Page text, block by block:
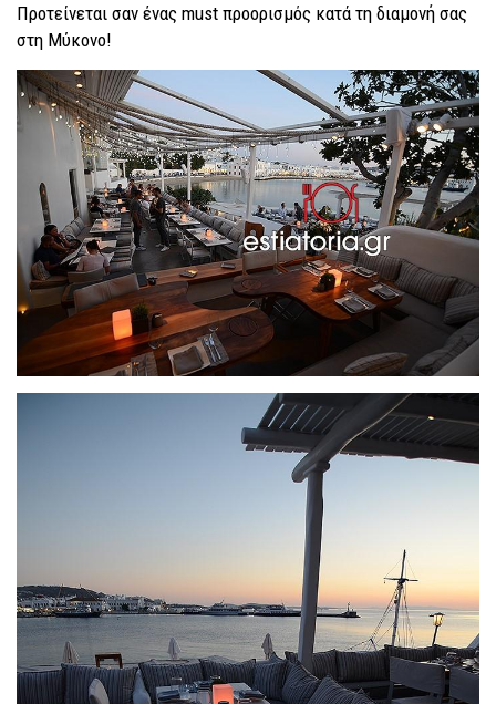
Προτείνεται σαν ένας must προορισμός κατά τη διαμονή σας
στη Μύκονο!